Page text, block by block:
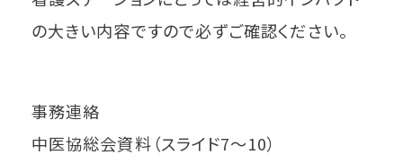
の大きい内容ですので必ずご確認ください。
事務連絡
中医協総会資料（スライド7～10）